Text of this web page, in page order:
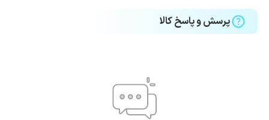
پرسش و پاسخ کالا